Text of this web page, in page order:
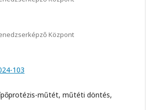
Központ
103
műtét, műtéti döntés,